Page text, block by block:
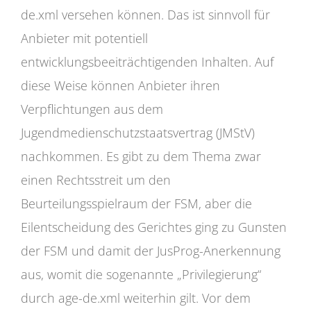
de.xml versehen können. Das ist sinnvoll für
Anbieter mit potentiell
entwicklungsbeeiträchtigenden Inhalten. Auf
diese Weise können Anbieter ihren
Verpflichtungen aus dem
Jugendmedienschutzstaatsvertrag (JMStV)
nachkommen. Es gibt zu dem Thema zwar
einen Rechtsstreit um den
Beurteilungsspielraum der FSM, aber die
Eilentscheidung des Gerichtes ging zu Gunsten
der FSM und damit der JusProg-Anerkennung
aus, womit die sogenannte „Privilegierung“
durch age-de.xml weiterhin gilt. Vor dem